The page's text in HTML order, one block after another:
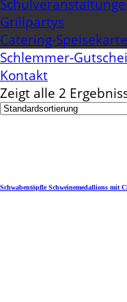
Grillpartys
Catering-Speisekarte
Schlemmer-
Kontakt
Zeigt alle 2
Schwabentöpfle Schweinemedallions mit